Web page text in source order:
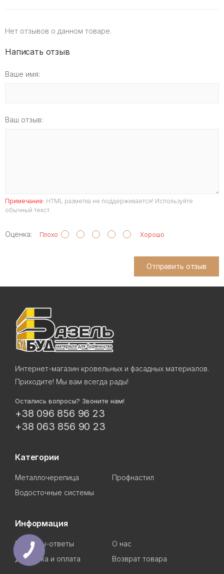
Нет отзывов о данном товаре.
Написать отзыв
Ваше имя:
Ваш отзыв:
Примечание: HTML разметка не поддерживается! Используйте
обычный текст.
Оценка: Плохо Хорошо
Отправить отзыв
Интернет-магазин кровельных и фасадных материалов.
Приходите! Мы вам всегда рады!
Остались вопросы? Звоните нам!
+38 096 856 96 23
+38 063 856 90 23
Категории
Металлочерепица
Профнастил
Водосточные системы
Информация
Вопросы-ответы
О нас
Доставка и оплата
Возврат товара